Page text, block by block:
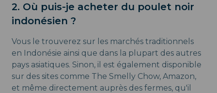
2. Où puis-je acheter du poulet noir
indonésien ?
Vous le trouverez sur les marchés traditionnels
en Indonésie ainsi que dans la plupart des autres
pays asiatiques. Sinon, il est également disponible
sur des sites comme The Smelly Chow, Amazon,
et même directement auprès des fermes, qu'il